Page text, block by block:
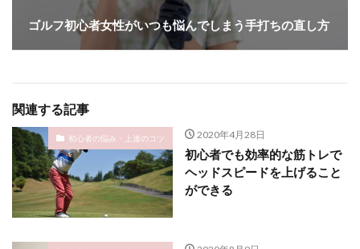
ゴルフ初心者女性がいつも悩んでしまう手打ちの直し方
関連する記事
初心者の悩み・上達のコツ 2020年4月28日
初心者でも効率的な筋トレで
ヘッドスピードを上げること
ができる